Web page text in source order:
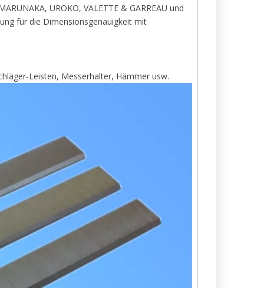
UROKO, VALETTE & GARREAU und
für die Dimensionsgenauigkeit mit
Leisten, Messerhalter, Hämmer usw.